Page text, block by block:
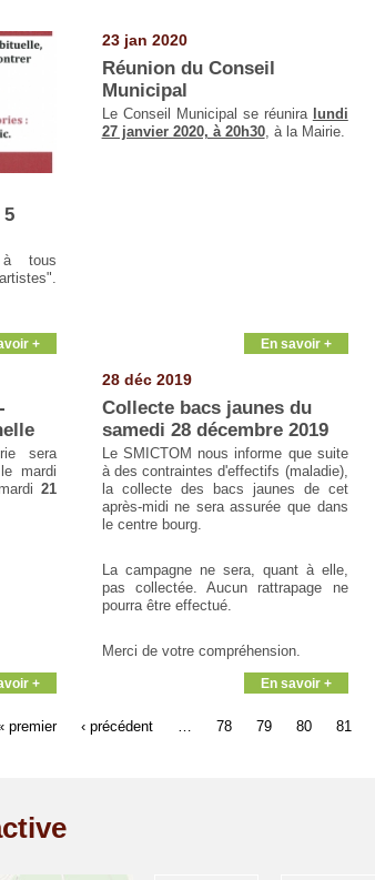
5
à tous
+
23 jan 2020
Réunion du Conseil
Municipal
Le Conseil Municipal se réunira lundi
27 janvier 2020, à 20h30, à la Mairie.
En savoir +
sera
le mardi
21
+
28 déc 2019
Collecte bacs jaunes du
samedi 28 décembre 2019
Le SMICTOM nous informe que suite
à des contraintes d'effectifs (maladie),
la collecte des bacs jaunes de cet
après-midi ne sera assurée que dans
le centre bourg.
La campagne ne sera, quant à elle,
pas collectée. Aucun rattrapage ne
pourra être effectué.
Merci de votre compréhension.
En savoir +
premier ‹ précédent 78 79 80 81